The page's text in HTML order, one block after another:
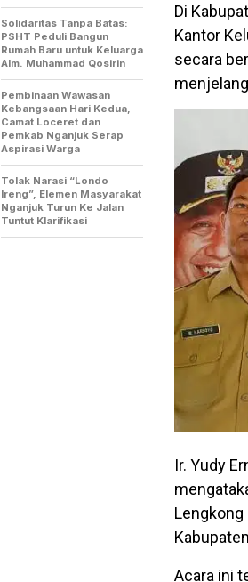
Di
Kantor
secara
Ir. Yudy
Lengkong
Acara ini
Solidaritas Tanpa Batas:
PSHT Peduli Bangun
Rumah Baru untuk Keluarga
Alm. Muhammad Qosirin
Pembinaan Wawasan
Kebangsaan Hari Kedua,
Camat Loceret dan
Pemkab Nganjuk Serap
Aspirasi Warga
Tolak Narasi “Londo
Ireng”, Elemen Masyarakat
Nganjuk Turun Ke Jalan
Tuntut Klarifikasi